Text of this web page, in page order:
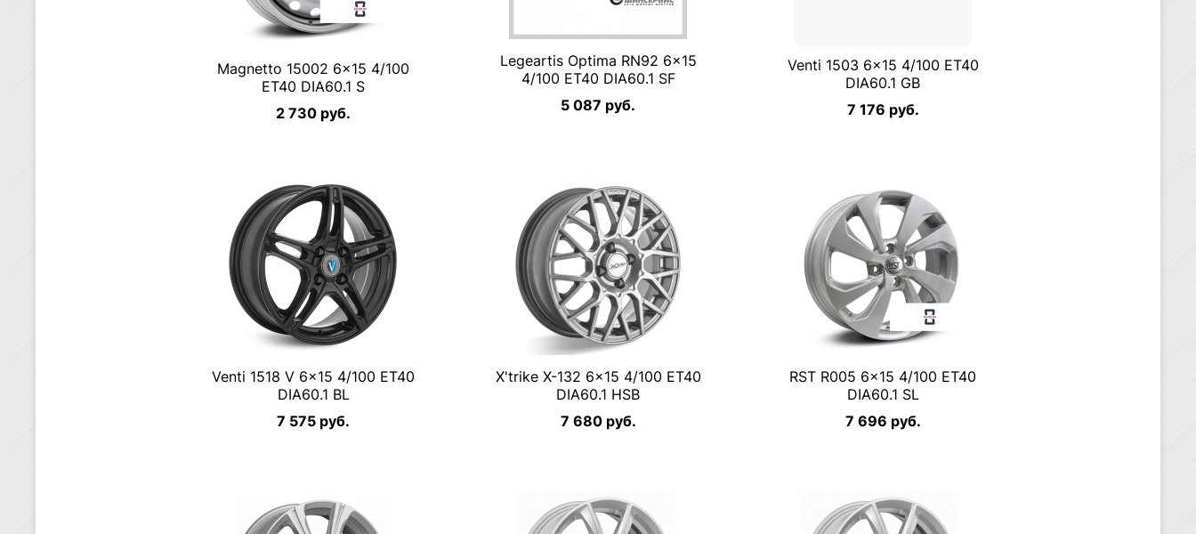
Magnetto 15002 6×15 4/100
ET40 DIA60.1 S
2 730 руб.
Legeartis Optima RN92 6×15
4/100 ET40 DIA60.1 SF
5 087 руб.
Venti 1503 6×15 4/100 ET40
DIA60.1 GB
7 176 руб.
Venti 1518 V 6×15 4/100 ET40
DIA60.1 BL
7 575 руб.
X'trike X-132 6×15 4/100 ET40
DIA60.1 HSB
7 680 руб.
RST R005 6×15 4/100 ET40
DIA60.1 SL
7 696 руб.